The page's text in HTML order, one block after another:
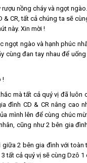
rượu nồng cháy và ngọt ngào.
& CR, tất cả chúng ta sẽ
này. Xin mời !
ngọt ngào và hạnh phúc
cùng đan tay nhau để
!
mà tất cả quý vị đã luôn
đình CD & CR nâng cao
mình lên để cùng chúc
cũng như 2 bên gia
2 bên gia đình với toàn
tất cả quý vị sẽ cùng Dzô 1